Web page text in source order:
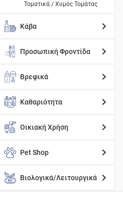
Τοματικά / Χυμός Τομάτας
Κάβα
Προσωπική Φροντίδα
Βρεφικά
Καθαριότητα
Οικιακή Χρήση
Pet Shop
Βιολογικά/Λειτουργικά